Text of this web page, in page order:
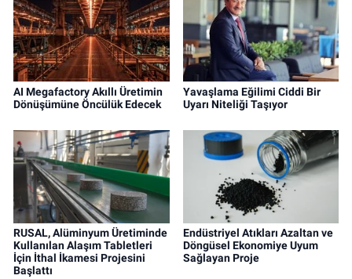
AI Megafactory Akıllı Üretimin
Dönüşümüne Öncülük Edecek
Yavaşlama Eğilimi Ciddi Bir
Uyarı Niteliği Taşıyor
RUSAL, Alüminyum Üretiminde
Kullanılan Alaşım Tabletleri
İçin İthal İkamesi Projesini
Başlattı
Endüstriyel Atıkları Azaltan ve
Döngüsel Ekonomiye Uyum
Sağlayan Proje